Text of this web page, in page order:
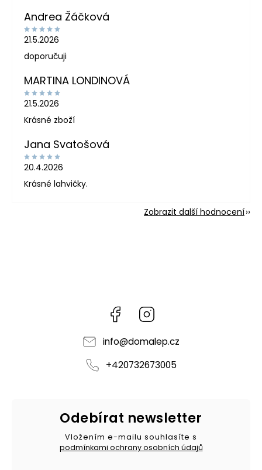
Andrea Žáčková
21.5.2026
doporučuji
MARTINA LONDINOVÁ
21.5.2026
Krásné zboží
Jana Svatošová
20.4.2026
Krásné lahvičky.
Zobrazit další hodnocení
Facebook
info@domalep.cz
+420732673005
Odebírat newsletter
Vložením e-mailu souhlasíte s
podmínkami ochrany osobních údajů